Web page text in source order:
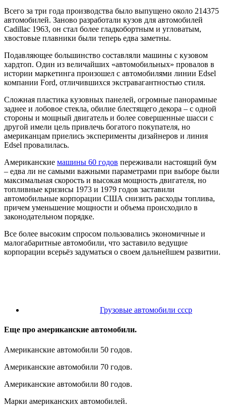
Всего за три года производства было выпущено около 214375
автомобилей. Заново разработали кузов для автомобилей
Cadillac 1963, он стал более гладкобортным и угловатым,
хвостовые плавники были теперь едва заметны.
Подавляющее большинство составляли машины с кузовом
хардтоп. Один из величайших «автомобильных» провалов в
истории маркетинга произошел с автомобилями линии Edsel
компании Ford, отличившихся экстравагантностью стиля.
Сложная пластика кузовных панелей, огромные панорамные
заднее и лобовое стекла, обилие блестящего декора – с одной
стороны и мощный двигатель и более совершенные шасси с
другой имели цель привлечь богатого покупателя, но
американцам приелись эксперименты дизайнеров и линия
Edsel провалилась.
Американские машины 60 годов переживали настоящий бум
– едва ли не самыми важными параметрами при выборе были
максимальная скорость и высокая мощность двигателя, но
топливные кризисы 1973 и 1979 годов заставили
автомобильные корпорации США снизить расходы топлива,
причем уменьшение мощности и объема происходило в
законодательном порядке.
Все более высоким спросом пользовались экономичные и
малогабаритные автомобили, что заставило ведущие
корпорации всерьёз задуматься о своем дальнейшем развитии.
Грузовые автомобили ссср
Еще про американские автомобили.
Американские автомобили 50 годов.
Американские автомобили 70 годов.
Американские автомобили 80 годов.
Марки американских автомобилей.